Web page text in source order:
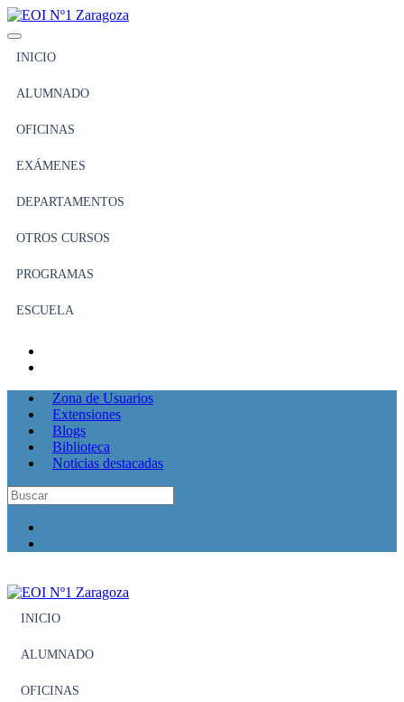
INICIO
ALUMNADO
OFICINAS
EXÁMENES
DEPARTAMENTOS
OTROS CURSOS
PROGRAMAS
ESCUELA
Zona de Usuarios
Extensiones
Blogs
Biblioteca
Noticias destacadas
INICIO
ALUMNADO
OFICINAS